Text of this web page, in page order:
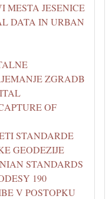
MESTA JESENICE
DATA IN URBAN
ZGRADB
OF
STANDARDE
GEODEZIJE
STANDARDS
190
V POSTOPKU